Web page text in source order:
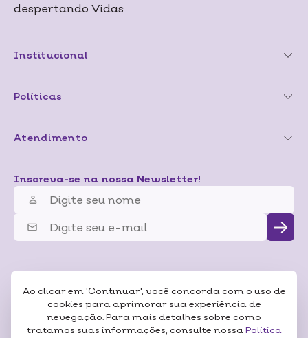
Ao clicar em 'Continuar', você concorda com o uso de
cookies para aprimorar sua experiência de
nevegação. Para mais detalhes sobre como
tratamos suas informações, consulte nossa Política
despertando Vidas
Institucional
Políticas
Atendimento
Inscreva-se na nossa Newsletter!